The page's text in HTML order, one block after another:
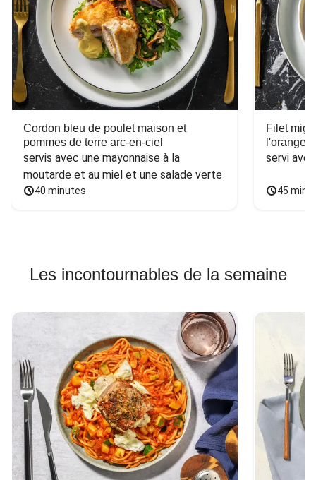
Cordon bleu de poulet maison et
pommes de terre arc-en-ciel
servis avec une mayonnaise à la
moutarde et au miel et une salade verte
40 minutes
Filet
l'orange
servi
45
Les incontournables de la semaine